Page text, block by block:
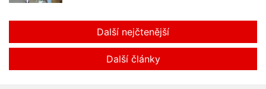
Další nejčtenější
Další články